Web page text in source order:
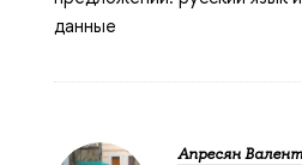
данные
Апресян